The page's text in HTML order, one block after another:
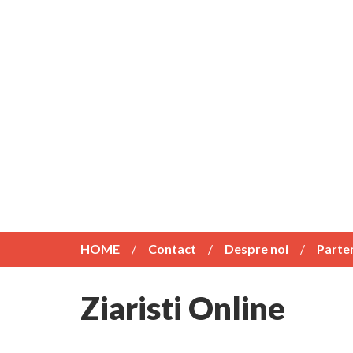
HOME Contact Despre noi
Ziaristi Online